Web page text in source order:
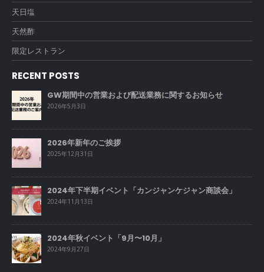
天日塩
天然酢
限定レストラン
RECENT POSTS
GW期間中の営業および配送業務に関するお知らせ
2026年5月3日
2026年新年のご挨拶
2025年12月31日
2024年下半期イベント「カンジャンケジャン商談会」
2024年11月13日
2024年秋イベント「9月〜10月」
2024年9月27日